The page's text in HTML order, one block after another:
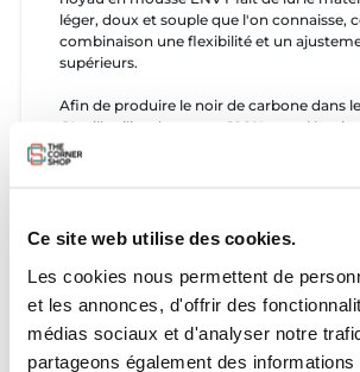
Ce site web utilise des cookies.
Les cookies nous permettent de
et les annonces, d'offrir des
médias sociaux et d'analyser notre
partageons également des
léger, doux et souple que l'on connaisse,
combinaison une flexibilité et un
supérieurs.
Afin de produire le noir de carbone dans
O'neill utilise des pneus 100% recyclés,
néoprène à base de calcaire et une colle
écologique sans solvant faite 100% à base
Hauteur
Poids
(kg)
Poitrine
2XS 168-173 52-59 90-93
170-175 57-64 93-95